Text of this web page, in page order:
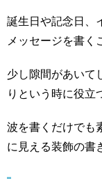
誕生日や記念日、
メッセージを書く
少し隙間があいて
りという時に役立
波を書くだけでも
に見える装飾の書